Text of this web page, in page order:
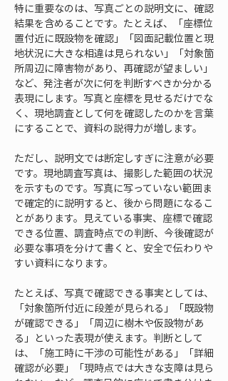
特に重要なのは、写真ごとの説明文に、確認
結果を含めることです。たとえば、「座標位
置付近に既設物を確認」「図面記載位置と現
地状況に大きな相違は見られない」「対象箇
所周辺に障害物があり、再確認が望ましい」
など、発注者が次に何を判断すべきか分かる
表現にします。写真と座標を見せるだけでな
く、現地調査として何を確認したのかを言葉
にすることで、資料の説得力が増します。
ただし、説明文では断定しすぎに注意が必要
です。現地調査写真は、撮影した範囲の状況
を示すものです。写真に写っていない範囲ま
で確定的に説明すると、後から問題になるこ
とがあります。見えている事実、座標で確認
できる位置、調査時点での判断、今後確認が
必要な事項を分けて書くと、安全で伝わりや
すい資料になります。
たとえば、写真で確認できる事実としては、
「対象箇所付近に段差が見られる」「既設物
が確認できる」「周辺に樹木や仮設物があ
る」といった表現が使えます。判断として
は、「施工時に干渉の可能性がある」「詳細
確認が必要」「現時点では大きな支障は見ら